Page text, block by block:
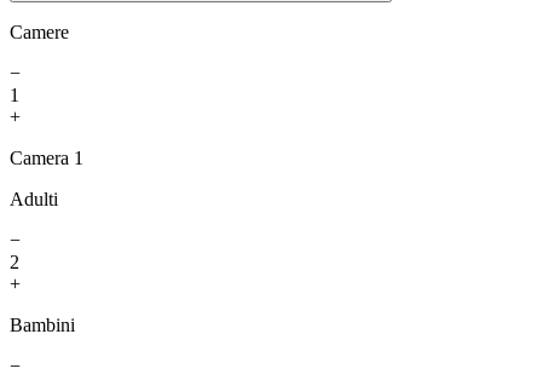
Camere
−
1
+
Camera 1
Adulti
−
2
+
Bambini
−